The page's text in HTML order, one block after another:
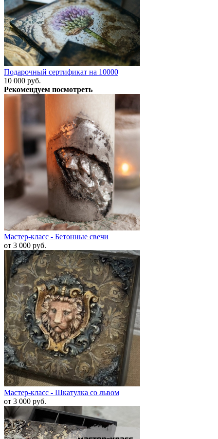
Подарочный сертификат на 10000
10 000 руб.
Рекомендуем посмотреть
Мастер-класс - Бетонные свечи
от 3 000 руб.
Мастер-класс - Шкатулка со львом
от 3 000 руб.